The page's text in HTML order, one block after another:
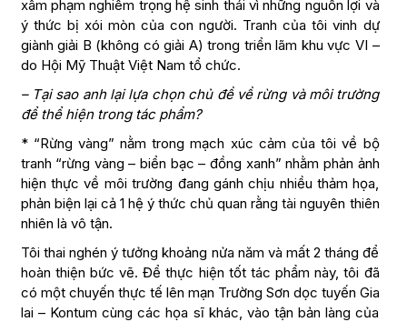
xâm phạm nghiêm trọng hệ sinh thái vì những nguồn lợi và
ý thức bị xói mòn của con người. Tranh của tôi vinh dự
giành giải B (không có giải A) trong triển lãm khu vực VI –
do Hội Mỹ Thuật Việt Nam tổ chức.
– Tại sao anh lại lựa chọn chủ đề về rừng và môi trường
để thể hiện trong tác phẩm?
* “Rừng vàng” nằm trong mạch xúc cảm của tôi về bộ
tranh “rừng vàng – biển bạc – đồng xanh” nhằm phản ảnh
hiện thực về môi trường đang gánh chịu nhiều thảm họa,
phản biện lại cả 1 hệ ý thức chủ quan rằng tài nguyên thiên
nhiên là vô tận.
Tôi thai nghén ý tưởng khoảng nửa năm và mất 2 tháng để
hoàn thiện bức vẽ. Để thực hiện tốt tác phẩm này, tôi đã
có một chuyến thực tế lên mạn Trường Sơn dọc tuyến Gia
lai – Kontum cùng các họa sĩ khác, vào tận bản làng của